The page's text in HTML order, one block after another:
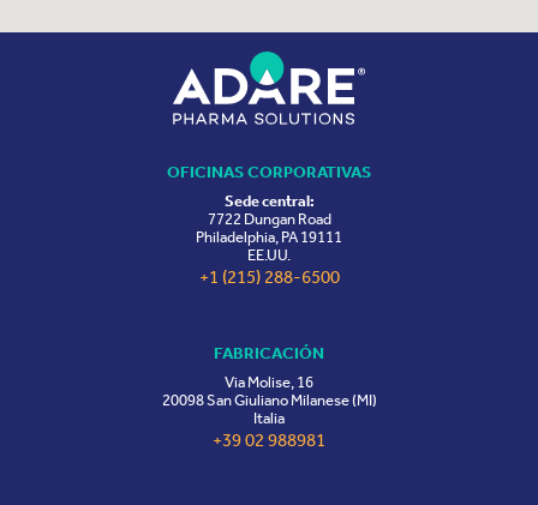
OFICINAS CORPORATIVAS
Sede central:
7722 Dungan Road
Philadelphia, PA 19111
EE.UU.
+1 (215) 288-6500
FABRICACIÓN
Via Molise, 16
20098 San Giuliano Milanese (MI)
Italia
+39 02 988981